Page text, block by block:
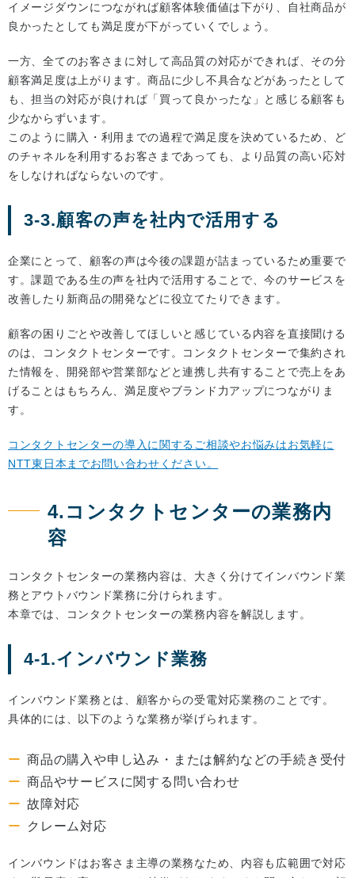
イメージダウンにつながれば顧客体験価値は下がり、自社商品が
良かったとしても満足度が下がっていくでしょう。
一方、全てのお客さまに対して高品質の対応ができれば、その分
顧客満足度は上がります。商品に少し不具合などがあったとして
も、担当の対応が良ければ「買って良かったな」と感じる顧客も
少なからずいます。
このように購入・利用までの過程で満足度を決めているため、ど
のチャネルを利用するお客さまであっても、より品質の高い応対
をしなければならないのです。
3-3.顧客の声を社内で活用する
企業にとって、顧客の声は今後の課題が詰まっているため重要で
す。課題である生の声を社内で活用することで、今のサービスを
改善したり新商品の開発などに役立てたりできます。
顧客の困りごとや改善してほしいと感じている内容を直接聞ける
のは、コンタクトセンターです。コンタクトセンターで集約され
た情報を、開発部や営業部などと連携し共有することで売上をあ
げることはもちろん、満足度やブランド力アップにつながりま
す。
コンタクトセンターの導入に関するご相談やお悩みはお気軽に
NTT東日本までお問い合わせください。
4.コンタクトセンターの業務内
容
コンタクトセンターの業務内容は、大きく分けてインバウンド業
務とアウトバウンド業務に分けられます。
本章では、コンタクトセンターの業務内容を解説します。
4-1.インバウンド業務
インバウンド業務とは、顧客からの受電対応業務のことです。
具体的には、以下のような業務が挙げられます。
商品の購入や申し込み・または解約などの手続き受付
商品やサービスに関する問い合わせ
故障対応
クレーム対応
インバウンドはお客さま主導の業務なため、内容も広範囲で対応